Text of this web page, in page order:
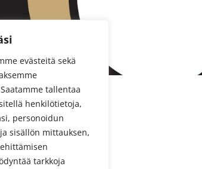
evästeitä sekä
tallentaa
henkilötietoja,
personoidun
sisällön mittauksen,
tarkkoja